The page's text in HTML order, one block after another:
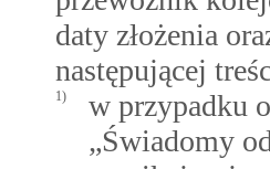
daty złożenia
następującej
1)
w przypadku
„Świadomy